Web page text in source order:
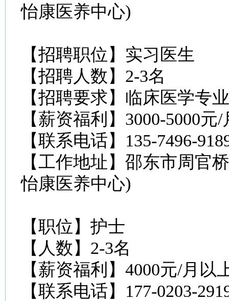
怡康医养中心)
【招聘职位】实习医生
【招聘人数】2-3名
【招聘要求】临床医学专
【薪资福利】3000-5000元
【联系电话】135-7496-
【工作地址】邵东市周官
怡康医养中心)
【职位】护士
【人数】2-3名
【薪资福利】4000元/月以
【联系电话】177-0203-